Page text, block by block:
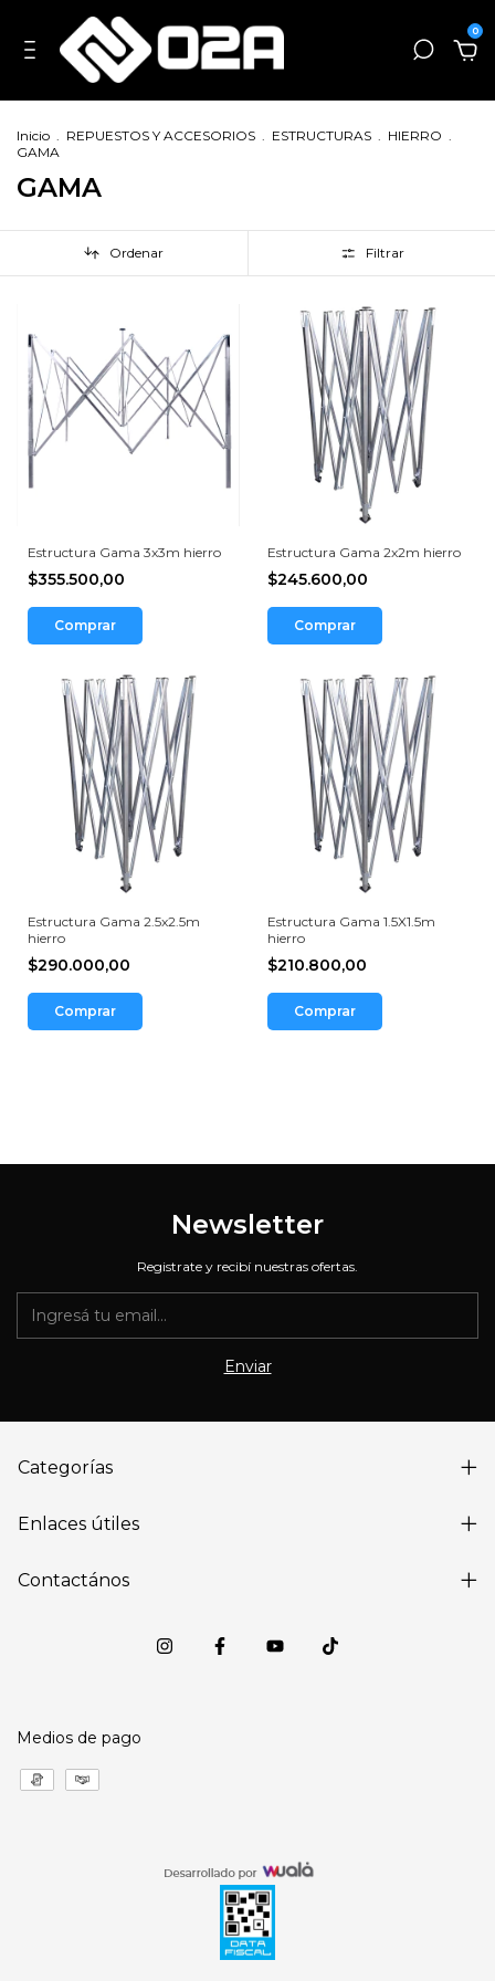
0
Inicio . REPUESTOS Y ACCESORIOS . ESTRUCTURAS . HIERRO .
GAMA
GAMA
Ordenar Filtrar
Estructura Gama 3x3m hierro
$355.500,00
Comprar
Estructura Gama 2x2m hierro
$245.600,00
Comprar
Estructura Gama 2.5x2.5m
hierro
$290.000,00
Comprar
Estructura Gama 1.5X1.5m
hierro
$210.800,00
Comprar
Newsletter
Registrate y recibí nuestras ofertas.
Categorías
Enlaces útiles
Contactános
Medios de pago